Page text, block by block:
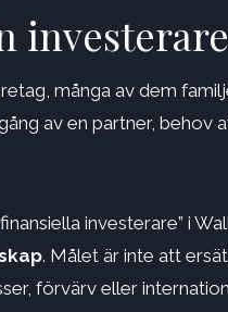
många av dem
av en partner, behov
investerare” i
. Målet är inte att
förvärv eller